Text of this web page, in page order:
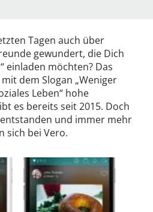
Tagen auch über
gewundert, die Dich
einladen möchten? Das
dem Slogan „Weniger
Leben“ hohe
es bereits seit 2015. Doch
entstanden und immer mehr
sich bei Vero.